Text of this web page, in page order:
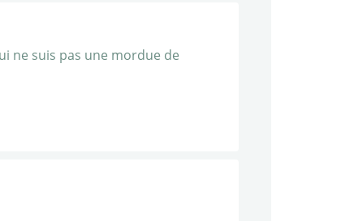
ne suis pas une mordue de